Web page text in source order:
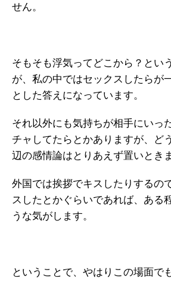
せん。
そもそも浮気ってどこから？とい
が、私の中ではセックスしたらが
とした答えになっています。
それ以外にも気持ちが相手にいっ
チャしてたらとかありますが、ど
辺の感情論はとりあえず置いとき
外国では挨拶でキスしたりするの
スしたとかぐらいであれば、ある
うな気がします。
ということで、やはりこの場面で